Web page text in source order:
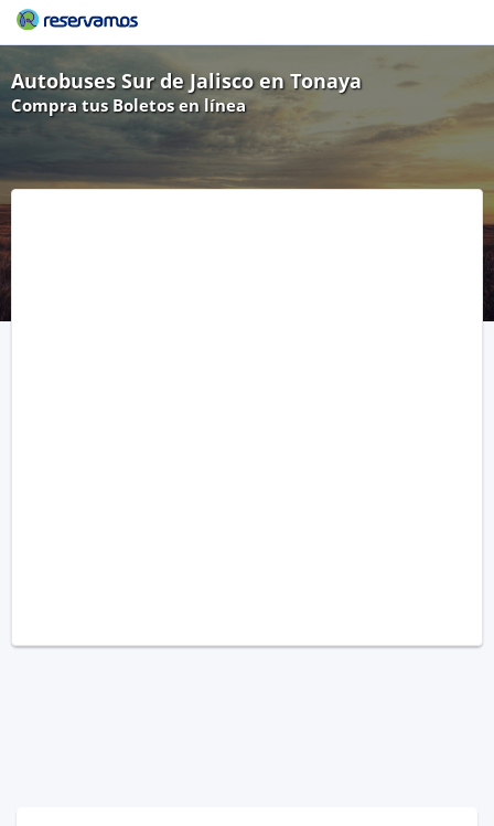
Autobuses Sur de Jalisco en Tonaya
Compra tus Boletos en línea